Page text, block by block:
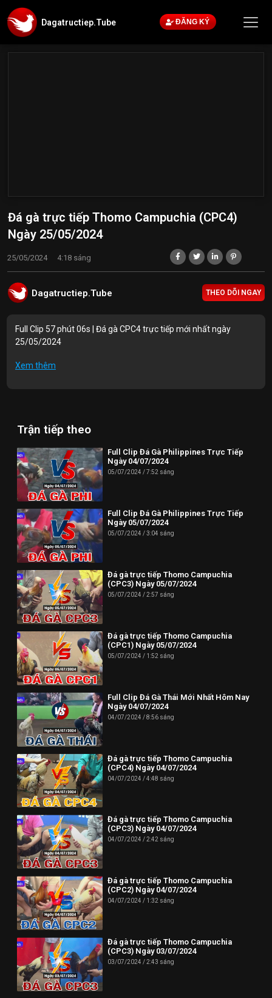
Dagatructiep.Tube ĐĂNG KÝ
Đá gà trực tiếp Thomo Campuchia (CPC4)
Ngày 25/05/2024
25/05/2024 4:18 sáng
Dagatructiep.Tube THEO DÕI NGAY
Full Clip 57 phút 06s | Đá gà CPC4 trực tiếp mới nhất ngày
25/05/2024
Mục lục Video:
21:06 | Trận 3: A.Lý B.Liêu 2850g vs A.Kiệt 2850g
34:08 | Trận 4: A.Vinh 3100g vs A.Thanh 3100g
44:15 | Trận 5: A.Vũ T.Giang 3100g vs A.Lộc 3100g
Thông tin liên hệ:
Website: https://dagatructiep.tube/
Email:info@dagatructiep.tube
Phone: (024) 62730234
Địa chỉ: HUD3 Tower, 121-123 Đ. Tô Hiệu, P. Nguyễn Trãi, Hà
Đông, Hà Nội 100000, Việt Nam
--------------------------//----------------------
✪ Đừng quên Bấn vào đăng ký Dagatructiep.Tube để cập nhật
những Video đá gà trực tiếp - Đá gà Thomo - Đá gà Campuchia
mới nhất hôm nay!
--------------------------//----------------------
© Bản quyền thuộc về Dagatructiep.Tube
© Mọi thông tin bản quyền hay khiếu nại liên hệ :
info@dagatructiep.tube
Xem thêm
Trận tiếp theo
Full Clip Đá Gà Philippines Trực Tiếp
Ngày 04/07/2024
05/07/2024 7:52 sáng
Full Clip Đá Gà Philippines Trực Tiếp
Ngày 05/07/2024
05/07/2024 3:04 sáng
Đá gà trực tiếp Thomo Campuchia
(CPC3) Ngày 05/07/2024
05/07/2024 2:57 sáng
Đá gà trực tiếp Thomo Campuchia
(CPC1) Ngày 05/07/2024
05/07/2024 1:52 sáng
Full Clip Đá Gà Thái Mới Nhất Hôm Nay
Ngày 04/07/2024
04/07/2024 8:56 sáng
Đá gà trực tiếp Thomo Campuchia
(CPC4) Ngày 04/07/2024
04/07/2024 4:48 sáng
Đá gà trực tiếp Thomo Campuchia
(CPC3) Ngày 04/07/2024
04/07/2024 2:42 sáng
Đá gà trực tiếp Thomo Campuchia
(CPC2) Ngày 04/07/2024
04/07/2024 1:32 sáng
Đá gà trực tiếp Thomo Campuchia
(CPC3) Ngày 03/07/2024
03/07/2024 2:43 sáng